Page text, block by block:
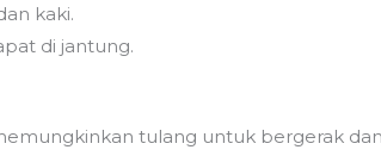
kaki.
di jantung.
tulang untuk bergerak